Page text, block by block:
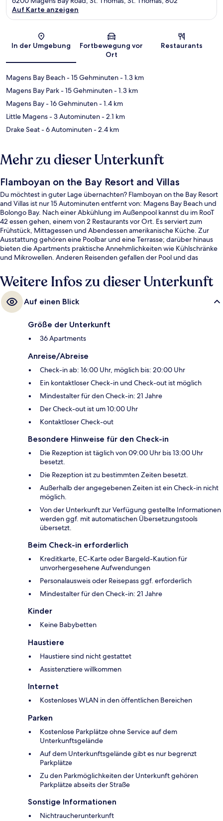
Karte
Auf Karte anzeigen
In der Umgebung
Fortbewegung vor
Ort
Restaurants
Magens Bay Beach- 15 Gehminuten- 1.3 km
Magens Bay Park- 15 Gehminuten- 1.3 km
Magens Bay- 16 Gehminuten- 1.4 km
Little Magens- 3 Autominuten- 2.1 km
Drake Seat- 6 Autominuten- 2.4 km
Mehr zu dieser Unterkunft
Flamboyan on the Bay Resort and Villas
Du möchtest in guter Lage übernachten? Flamboyan on the Bay Resort
and Villas ist nur 15 Autominuten entfernt von: Magens Bay Beach und
Bolongo Bay. Nach einer Abkühlung im Außenpool kannst du im RooT
42 essen gehen, einem von 2 Restaurants vor Ort. Es serviert zum
Frühstück, Mittagessen und Abendessen amerikanische Küche. Zur
Ausstattung gehören eine Poolbar und eine Terrasse; darüber hinaus
bieten die Apartments praktische Annehmlichkeiten wie Kühlschränke
und Mikrowellen. Anderen Reisenden gefallen der Pool und das
Weitere Infos zu dieser Unterkunft
Auf einen Blick
Größe der Unterkunft
36 Apartments
Anreise/Abreise
Check-in ab: 16:00 Uhr, möglich bis: 20:00 Uhr
Ein kontaktloser Check-in und Check-out ist möglich
Mindestalter für den Check-in: 21 Jahre
Der Check-out ist um 10:00 Uhr
Kontaktloser Check-out
Besondere Hinweise für den Check-in
Die Rezeption ist täglich von 09:00 Uhr bis 13:00 Uhr
besetzt.
Die Rezeption ist zu bestimmten Zeiten besetzt.
Außerhalb der angegebenen Zeiten ist ein Check-in nicht
möglich.
Von der Unterkunft zur Verfügung gestellte Informationen
werden ggf. mit automatischen Übersetzungstools
übersetzt.
Beim Check-in erforderlich
Kreditkarte, EC-Karte oder Bargeld-Kaution für
unvorhergesehene Aufwendungen
Personalausweis oder Reisepass ggf. erforderlich
Mindestalter für den Check-in: 21 Jahre
Kinder
Keine Babybetten
Haustiere
Haustiere sind nicht gestattet
Assistenztiere willkommen
Internet
Kostenloses WLAN in den öffentlichen Bereichen
Parken
Kostenlose Parkplätze ohne Service auf dem
Unterkunftsgelände
Auf dem Unterkunftsgelände gibt es nur begrenzt
Parkplätze
Zu den Parkmöglichkeiten der Unterkunft gehören
Parkplätze abseits der Straße
Sonstige Informationen
Nichtraucherunterkunft